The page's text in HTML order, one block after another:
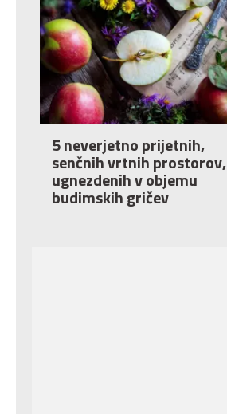
5 neverjetno prijetnih,
senčnih vrtnih prostorov,
ugnezdenih v objemu
budimskih gričev